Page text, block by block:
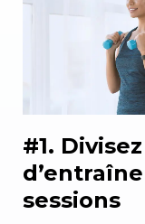
#1.
sessions